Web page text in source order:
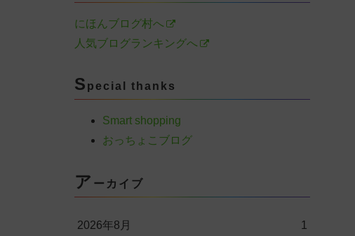
にほんブログ村へ
人気ブログランキングへ
S pecial thanks
Smart shopping
おっちょこブログ
ア ーカイブ
2026年8月 1